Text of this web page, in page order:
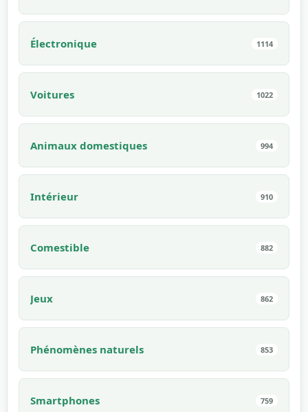
Électronique 1114
Voitures 1022
Animaux domestiques 994
Intérieur 910
Comestible 882
Jeux 862
Phénomènes naturels 853
Smartphones 759